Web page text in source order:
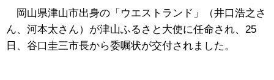
岡山県津山市出身の「ウエストランド」（井口浩之さ
ん、河本太さん）が津山ふるさと大使に任命され、25
日、谷口圭三市長から委嘱状が交付されました。